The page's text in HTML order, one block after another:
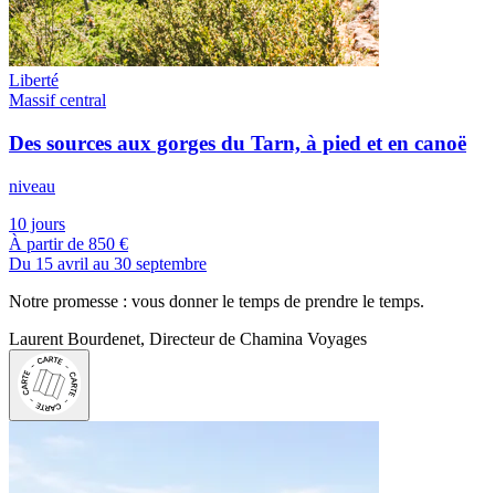
Liberté
Massif central
Des sources aux gorges du Tarn, à pied et en canoë
niveau
10 jours
À partir de 850 €
Du 15 avril au 30 septembre
Notre promesse : vous donner le temps de prendre le temps.
Laurent Bourdenet, Directeur de Chamina Voyages